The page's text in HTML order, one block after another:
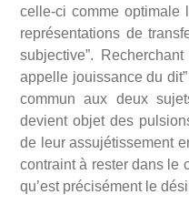
celle-ci comme optimale
représentations de
subjective”.
appelle jouissance du
commun aux deux
devient objet des
de leur assujétissement
contraint à rester dans le
qu’est précisément le